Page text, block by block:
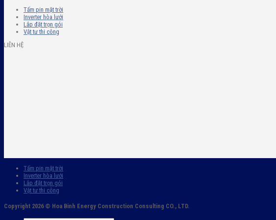
Tấm pin mặt trời
Inverter hòa lưới
Lắp đặt trọn gói
Vật tư thi công
LIÊN HỆ
Tấm pin mặt trời
Inverter hòa lưới
Lắp đặt trọn gói
Vật tư thi công
Copyright 2026 © Hoa Binh Energy Construction Consulting CO., LTD.